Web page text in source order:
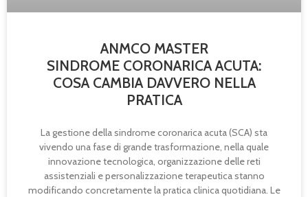
ANMCO MASTER
SINDROME CORONARICA ACUTA:
COSA CAMBIA DAVVERO NELLA
PRATICA
La gestione della sindrome coronarica acuta (SCA) sta
vivendo una fase di grande trasformazione, nella quale
innovazione tecnologica, organizzazione delle reti
assistenziali e personalizzazione terapeutica stanno
modificando concretamente la pratica clinica quotidiana. Le